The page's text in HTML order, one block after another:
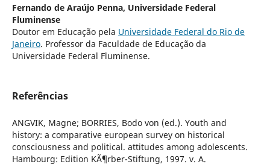
Fernando de Araújo Penna, Universidade Federal
Fluminense
Doutor em Educação pela Universidade Federal do Rio de
Janeiro. Professor da Faculdade de Educação da
Universidade Federal Fluminense.
Referências
ANGVIK, Magne; BORRIES, Bodo von (ed.). Youth and
history: a comparative european survey on historical
consciousness and political. attitudes among adolescents.
Hambourg: Edition KÃ¶rber-Stiftung, 1997. v. A.